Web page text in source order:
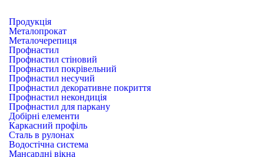
Продукція
Металопрокат
Металочерепиця
Профнастил
Профнастил стіновий
Профнастил покрівельний
Профнастил несучий
Профнастил декоративне покриття
Профнастил некондиція
Профнастил для паркану
Добірні елементи
Каркасний профіль
Сталь в рулонах
Водостічна система
Мансардні вікна